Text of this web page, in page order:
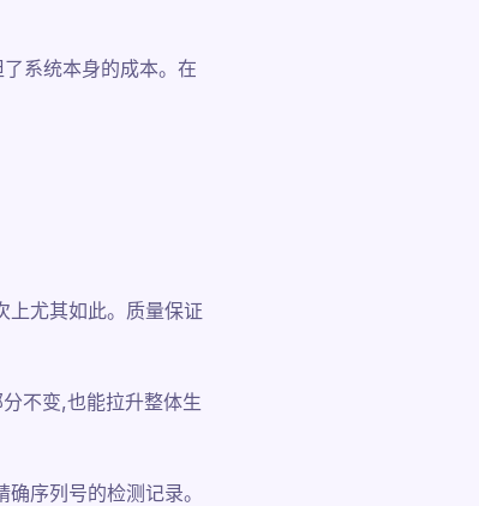
系统本身的成本。在
上尤其如此。质量保证
不变,也能拉升整体生
序列号的检测记录。